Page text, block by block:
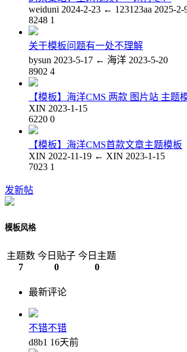
weiduni 2024-2-23 ← 123123aa 2025-2-
8248 1
关于模板问题有一处不理解
bysun 2023-5-17 ← 海洋 2023-5-20
8902 4
【模板】海洋CMS 两款 图片站 主题
XIN 2023-1-15
6220 0
【模板】海洋CMS首款文章主题模板
XIN 2022-11-19 ← XIN 2023-1-15
7023 1
发新帖
模板风格
主题数
7
今日贴子
0
今日主题
0
最新评论
不错不错
d8b1 16天前